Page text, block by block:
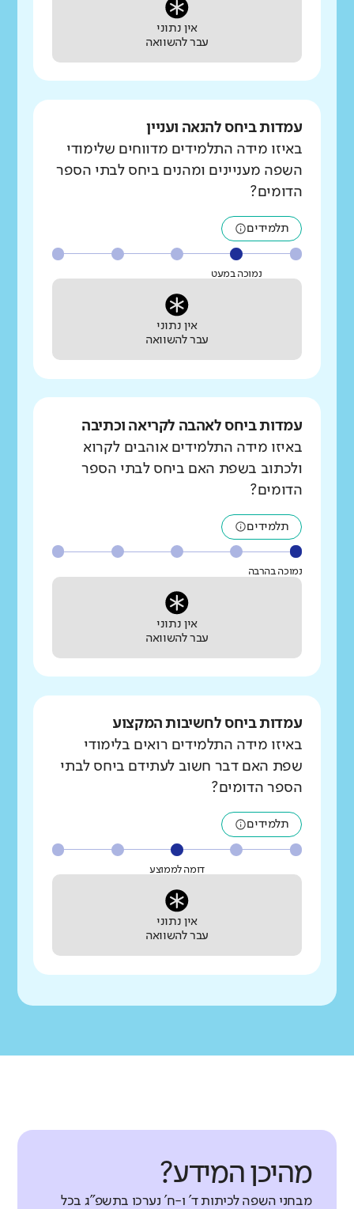
אין נתוני
עבר להשוואה
עמדות ביחס להנאה ועניין
באיזו מידה התלמידים מדווחים שלימודי
השפה מעניינים ומהנים ביחס לבתי הספר
הדומים?
תלמידים
נמוכה במעט
אין נתוני
עבר להשוואה
עמדות ביחס לאהבה לקריאה וכתיבה
באיזו מידה התלמידים אוהבים לקרוא
ולכתוב בשפת האם ביחס לבתי הספר
הדומים?
תלמידים
נמוכה בהרבה
אין נתוני
עבר להשוואה
עמדות ביחס לחשיבות המקצוע
באיזו מידה התלמידים רואים בלימודי
שפת האם דבר חשוב לעתידם ביחס לבתי
הספר הדומים?
תלמידים
דומה לממוצע
אין נתוני
עבר להשוואה
מהיכן המידע?
מבחני השפה לכיתות ד' ו-ח' נערכו בתשפ"ג בכל